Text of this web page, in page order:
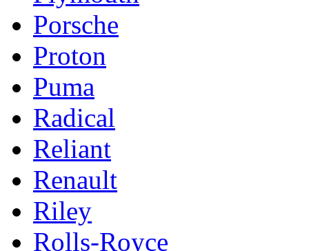
Porsche
Proton
Puma
Radical
Reliant
Renault
Riley
Rolls-Royce